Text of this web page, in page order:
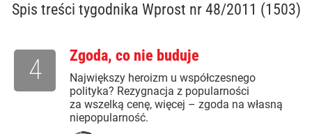
Spis treści tygodnika Wprost nr 48/2011 (1503)
Zgoda, co nie buduje
Największy heroizm u współczesnego
polityka? Rezygnacja z popularności
za wszelką cenę, więcej – zgoda na własną
niepopularność.
4